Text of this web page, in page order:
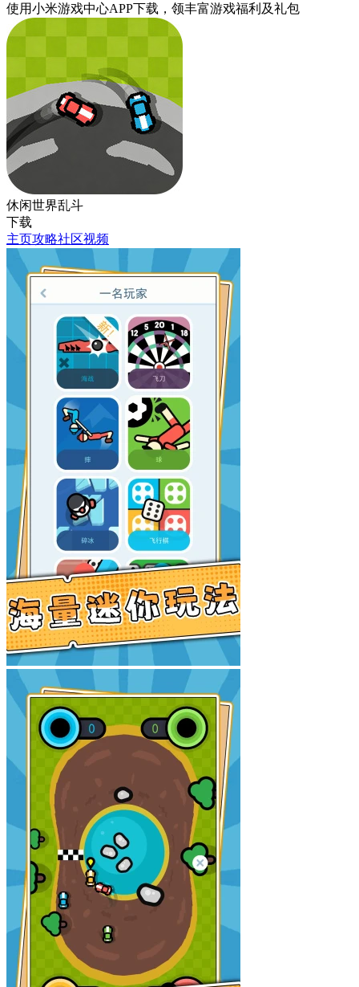
使用小米游戏中心APP下载 ，领丰富游戏福利 及礼包
休闲世界乱斗
下载
主页攻略社区视频